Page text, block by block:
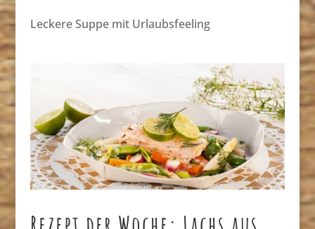
Leckere Suppe mit Urlaubsfeeling